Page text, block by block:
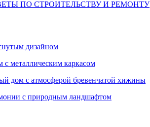
ПО СТРОИТЕЛЬСТВУ И РЕМОНТУ
дизайном
металлическим каркасом
дом с атмосферой бревенчатой хижины
с природным ландшафтом